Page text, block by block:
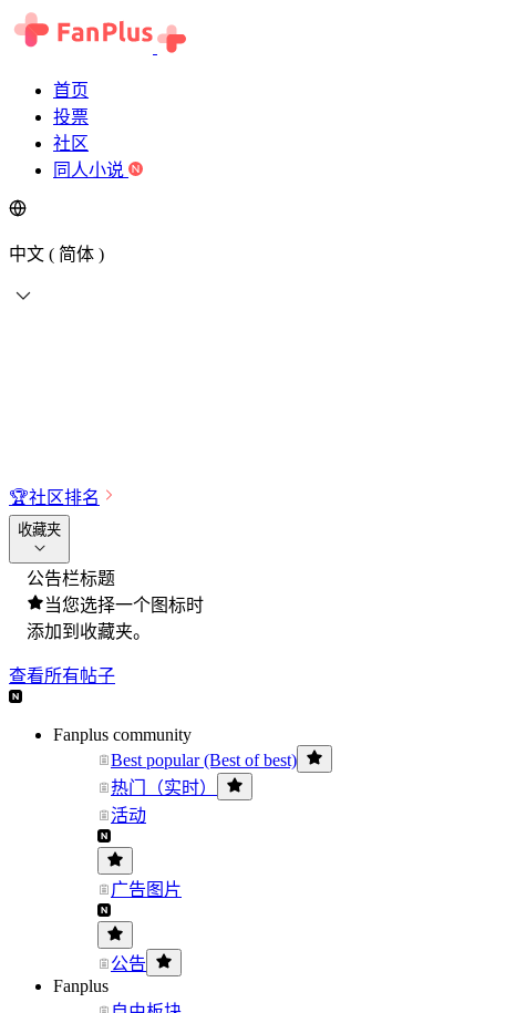
首页
投票
社区
同人小说
中文 ( 简体 )
🏆社区排名
收藏夹
公告栏标题
当您选择一个图标时
添加到收藏夹。
查看所有帖子
Fanplus community
Best popular (Best of best)
热门（实时）
活动
广告图片
公告
Fanplus